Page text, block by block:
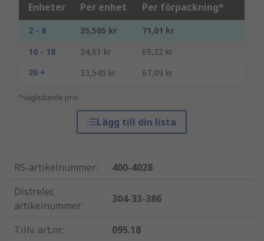
Enheter Per enhet Per förpackning*
2 - 8 35,505 kr
71,01 kr
10 - 18
34,61 kr
69,22 kr
20 +
33,545 kr 67,09 kr
*vägledande pris
Lägg till din lista
RS-artikelnummer:
400-4028
Distrelec
artikelnummer:
304-33-386
Tillv. art.nr:
095.18